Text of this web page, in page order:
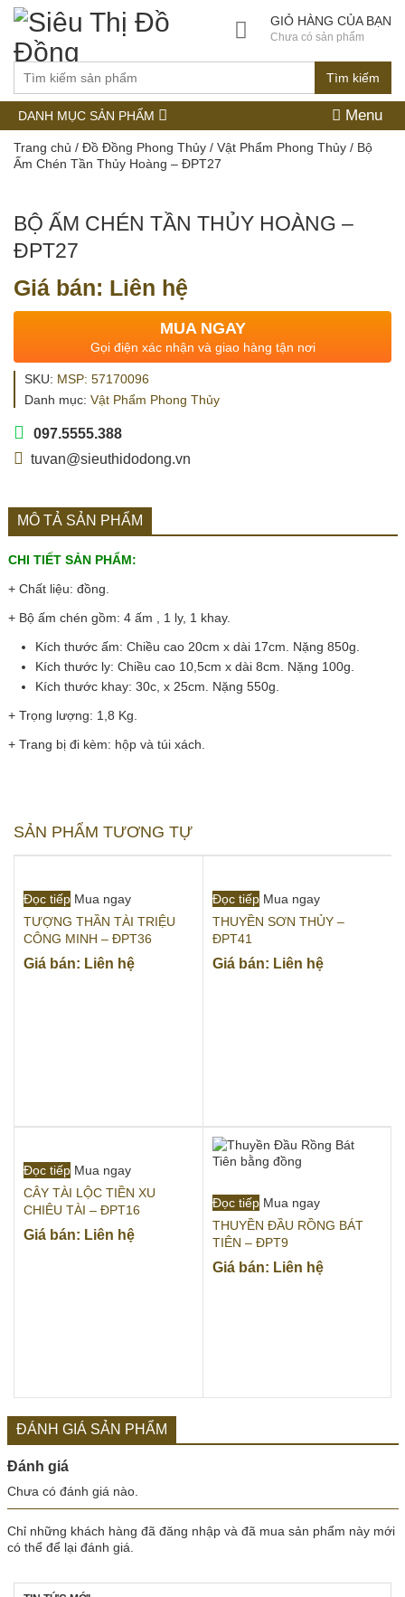
Tìm kiếm
GIỎ HÀNG CỦA BẠN
Chưa có sản phẩm
DANH MỤC SẢN PHẨM Menu
Trang chủ / Đồ Đồng Phong Thủy / Vật Phẩm Phong Thủy / Bộ
Ấm Chén Tần Thủy Hoàng – ĐPT27
BỘ ẤM CHÉN TẦN THỦY HOÀNG –
ĐPT27
Giá bán: Liên hệ
MUA NGAY
Gọi điện xác nhận và giao hàng tận nơi
SKU: MSP: 57170096
Danh mục: Vật Phẩm Phong Thủy
097.5555.388
tuvan@sieuthidodong.vn
MÔ TẢ SẢN PHẨM
CHI TIẾT SẢN PHẨM:
+ Chất liệu: đồng.
+ Bộ ấm chén gồm: 4 ấm , 1 ly, 1 khay.
Kích thước ấm: Chiều cao 20cm x dài 17cm. Nặng 850g.
Kích thước ly: Chiều cao 10,5cm x dài 8cm. Nặng 100g.
Kích thước khay: 30c, x 25cm. Nặng 550g.
+ Trọng lượng: 1,8 Kg.
+ Trang bị đi kèm: hộp và túi xách.
SẢN PHẨM TƯƠNG TỰ
Đọc tiếp Mua ngay
TƯỢNG THẦN TÀI TRIỆU
CÔNG MINH – ĐPT36
Giá bán: Liên hệ
Đọc tiếp Mua ngay
THUYỀN SƠN THỦY –
ĐPT41
Giá bán: Liên hệ
Đọc tiếp Mua ngay
CÂY TÀI LỘC TIỀN XU
CHIÊU TÀI – ĐPT16
Giá bán: Liên hệ
Đọc tiếp Mua ngay
THUYỀN ĐẦU RỒNG BÁT
TIÊN – ĐPT9
Giá bán: Liên hệ
ĐÁNH GIÁ SẢN PHẨM
Đánh giá
Chưa có đánh giá nào.
Chỉ những khách hàng đã đăng nhập và đã mua sản phẩm này mới
có thể để lại đánh giá.